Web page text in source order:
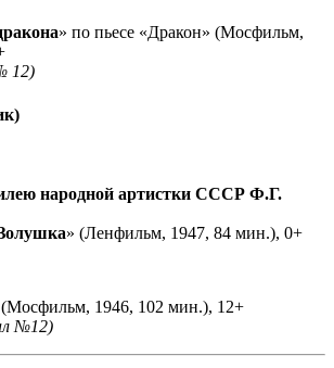
» по пьесе «Дракон» (Мосфильм,
12)
народной артистки СССР Ф.Г.
» (Ленфильм, 1947, 84 мин.), 0+
1946, 102 мин.), 12+
№12)